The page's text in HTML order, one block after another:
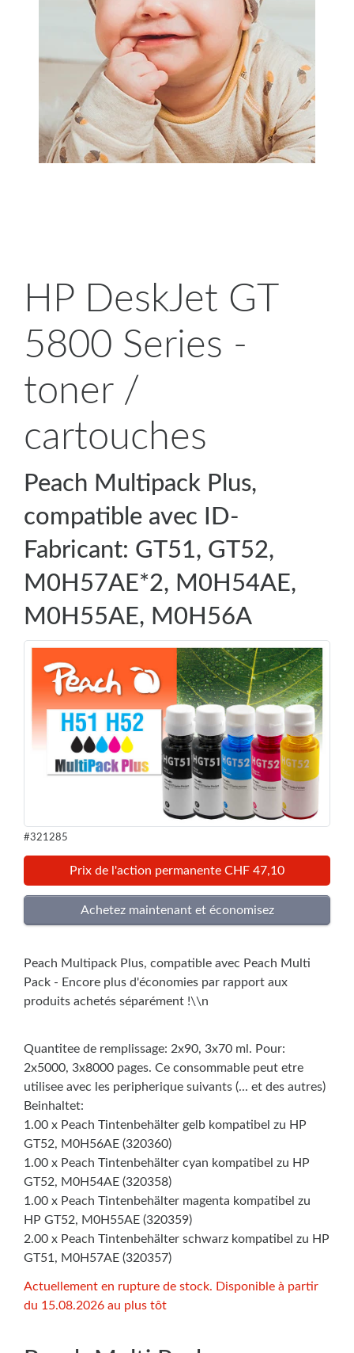
HP DeskJet GT
5800 Series -
toner /
cartouches
Peach Multipack Plus,
compatible avec ID-
Fabricant: GT51, GT52,
M0H57AE*2, M0H54AE,
M0H55AE, M0H56A
#321285
Prix de l'action permanente CHF 47,10
Peach Multipack Plus, compatible avec Peach Multi
Pack - Encore plus d'économies par rapport aux
produits achetés séparément !\\n
Quantitee de remplissage: 2x90, 3x70 ml. Pour:
2x5000, 3x8000 pages. Ce consommable peut etre
utilisee avec les peripherique suivants (... et des autres)
Beinhaltet:
1.00 x Peach Tintenbehälter gelb kompatibel zu HP
GT52, M0H56AE (320360)
1.00 x Peach Tintenbehälter cyan kompatibel zu HP
GT52, M0H54AE (320358)
1.00 x Peach Tintenbehälter magenta kompatibel zu
HP GT52, M0H55AE (320359)
2.00 x Peach Tintenbehälter schwarz kompatibel zu HP
GT51, M0H57AE (320357)
Actuellement en rupture de stock. Disponible à partir
du 15.08.2026 au plus tôt